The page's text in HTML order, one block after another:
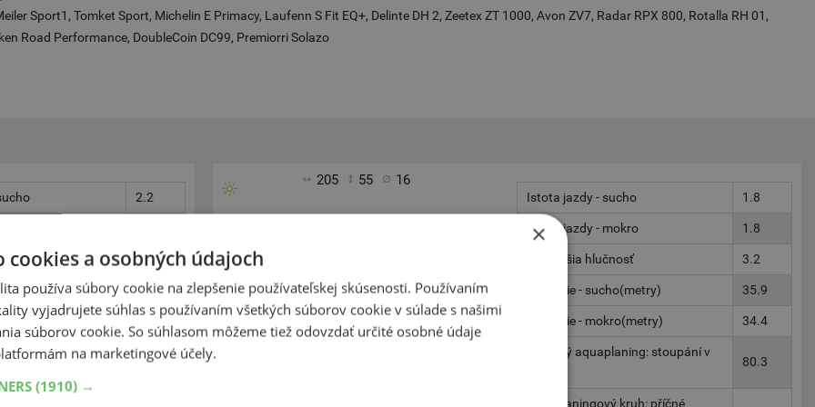
Sport1, Tomket Sport, Michelin E Primacy, Laufenn S Fit EQ+, Delinte DH 2, Zeetex ZT 1000, Avon ZV7, Radar RPX 800, Rotalla RH 01,
Road Performance, DoubleCoin DC99, Premiorri Solazo
2.2
2.7
37.7
37.4
stoupání v
80.3
205 55 16
Continental PremiumContact 6
Istota jazdy - sucho 1.8
Istota jazdy - mokro 1.8
Vonkajšia hlučnosť 3.2
Brzdenie - sucho(metry) 35.9
Brzdenie - mokro(metry) 34.4
Podélný aquaplaning: stoupání v
80.3
Akvaplaningový kruh: příčné
×
cookies a osobných údajoch
používa súbory cookie na zlepšenie používateľskej skúsenosti. Používaním
vyjadrujete súhlas s používaním všetkých súborov cookie v súlade s našimi
súborov cookie. So súhlasom môžeme tiež odovzdať určité osobné údaje
na marketingové účely.
(1910) →